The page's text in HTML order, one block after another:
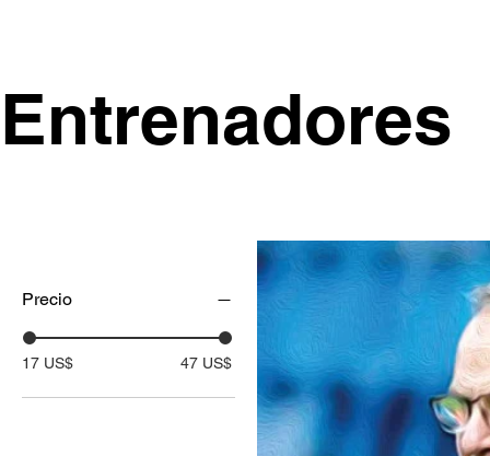
Entrenadores
Precio
17 US$ 47 US$